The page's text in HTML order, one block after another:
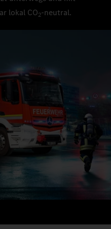
lokal CO2‑neutral.